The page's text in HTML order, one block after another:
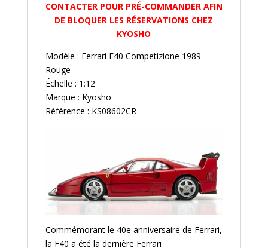
CONTACTER POUR PRÉ-COMMANDER AFIN
DE BLOQUER LES RÉSERVATIONS CHEZ
KYOSHO
Modèle : Ferrari F40 Competizione 1989
Rouge
Échelle : 1:12
Marque : Kyosho
Référence : KS08602CR
Commémorant le 40e anniversaire de Ferrari,
la F40 a été la dernière Ferrari